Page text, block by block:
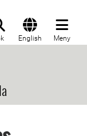
English Meny